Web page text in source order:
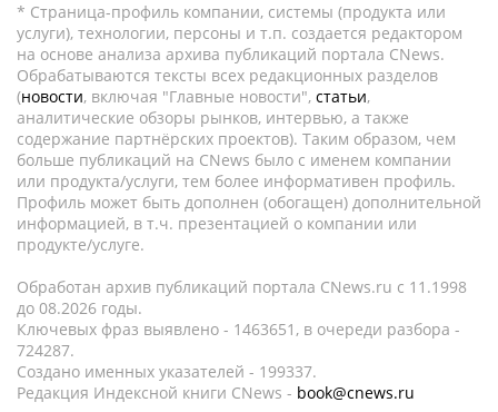
* Страница-профиль компании, системы (продукта или
услуги), технологии, персоны и т.п. создается редактором
на основе анализа архива публикаций портала CNews.
Обрабатываются тексты всех редакционных разделов
(новости, включая "Главные новости", статьи,
аналитические обзоры рынков, интервью, а также
содержание партнёрских проектов). Таким образом, чем
больше публикаций на CNews было с именем компании
или продукта/услуги, тем более информативен профиль.
Профиль может быть дополнен (обогащен) дополнительной
информацией, в т.ч. презентацией о компании или
продукте/услуге.
Обработан архив публикаций портала CNews.ru c 11.1998
до 08.2026 годы.
Ключевых фраз выявлено - 1463651, в очереди разбора -
724287.
Создано именных указателей - 199337.
Редакция Индексной книги CNews - book@cnews.ru